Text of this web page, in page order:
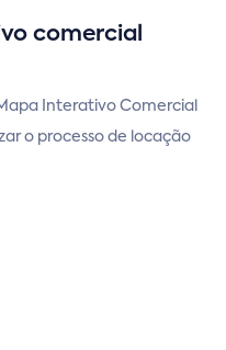
comercial
Interativo Comercial
o processo de locação